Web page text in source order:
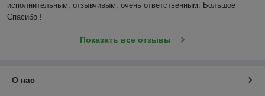
исполнительным, отзывчивым, очень ответственным. Большое
Спасибо !
Показать все отзывы
О нас